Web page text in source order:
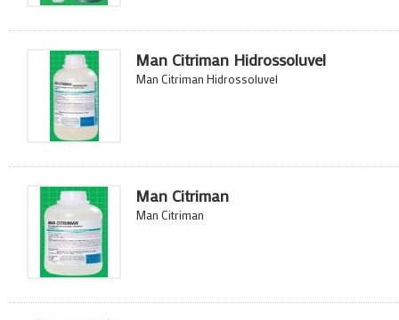
Man Citriman Hidrossoluvel
Man Citriman Hidrossoluvel
Man Citriman
Man Citriman